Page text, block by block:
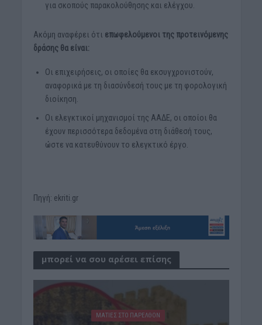
για σκοπούς παρακολούθησης και ελέγχου.
Ακόμη αναφέρει ότι επωφελούμενοι της προτεινόμενης
δράσης θα είναι:
Οι επιχειρήσεις, οι οποίες θα εκσυγχρονιστούν,
αναφορικά με τη διασύνδεσή τους με τη φορολογική
διοίκηση.
Οι ελεγκτικοί μηχανισμοί της ΑΑΔΕ, οι οποίοι θα
έχουν περισσότερα δεδομένα στη διάθεσή τους,
ώστε να κατευθύνουν το ελεγκτικό έργο.
Πηγή: ekriti.gr
μπορεί να σου αρέσει επίσης
ΜΑΤΙΕΣ ΣΤΟ ΠΑΡΕΛΘΟΝ